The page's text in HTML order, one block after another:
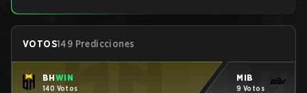
VOTOS149 Predicciones
BHWIN
140 Votos
MIB
9 Votos